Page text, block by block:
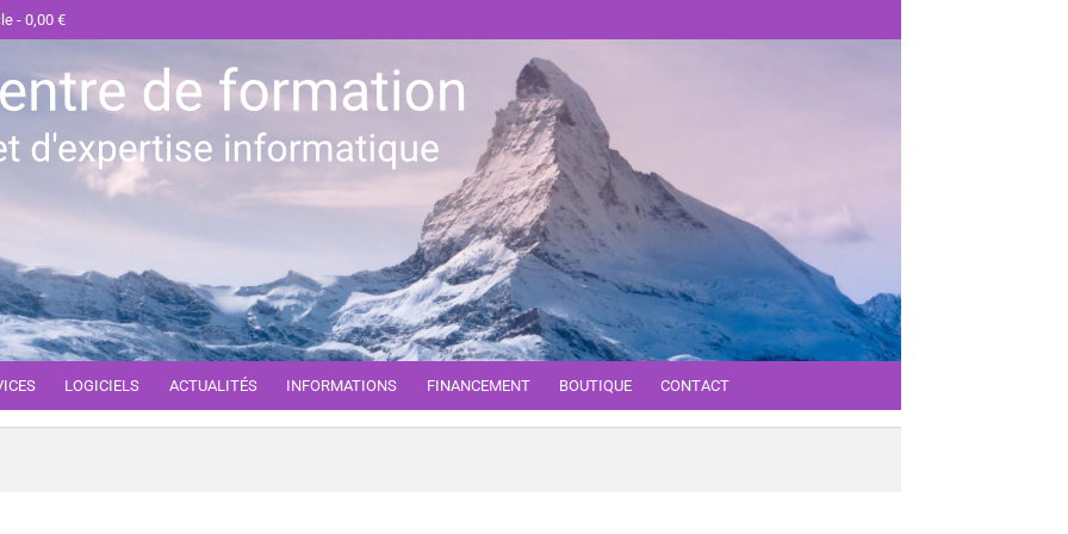
0,00 €
LOGICIELS ACTUALITÉS INFORMATIONS FINANCEMENT BOUTIQUE CONTACT